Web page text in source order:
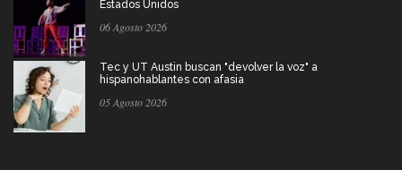
Estados Unidos
06 Agosto 2026
Tec y UT Austin buscan "devolver la voz" a
hispanohablantes con afasia
05 Agosto 2026